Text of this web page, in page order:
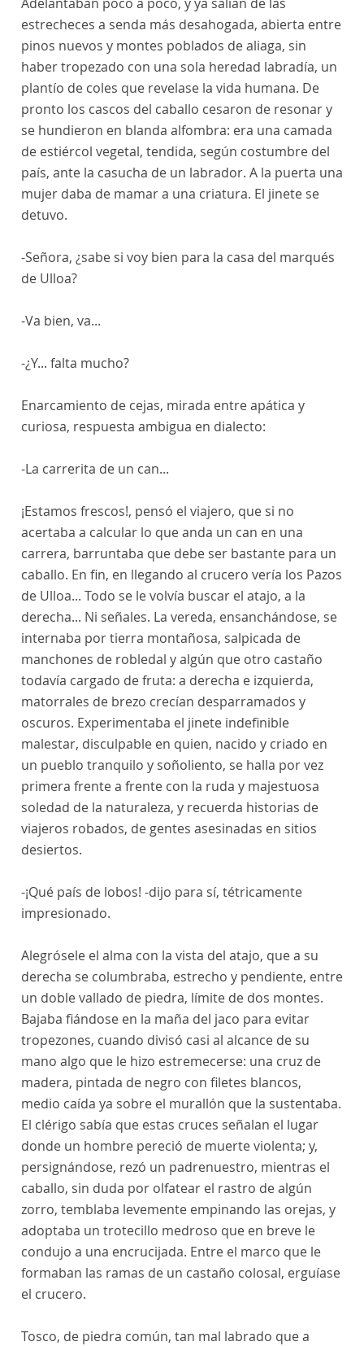
estrecheces a senda más desahogada, abierta entre
pinos nuevos y montes poblados de aliaga, sin
haber tropezado con una sola heredad labradía, un
plantío de coles que revelase la vida humana. De
pronto los cascos del caballo cesaron de resonar y
se hundieron en blanda alfombra: era una camada
de estiércol vegetal, tendida, según costumbre del
país, ante la casucha de un labrador. A la puerta una
mujer daba de mamar a una criatura. El jinete se
detuvo.
-Señora, ¿sabe si voy bien para la casa del marqués
de Ulloa?
-Va bien, va...
-¿Y... falta mucho?
Enarcamiento de cejas, mirada entre apática y
curiosa, respuesta ambigua en dialecto:
-La carrerita de un can...
¡Estamos frescos!, pensó el viajero, que si no
acertaba a calcular lo que anda un can en una
carrera, barruntaba que debe ser bastante para un
caballo. En fin, en llegando al crucero vería los Pazos
de Ulloa... Todo se le volvía buscar el atajo, a la
derecha... Ni señales. La vereda, ensanchándose, se
internaba por tierra montañosa, salpicada de
manchones de robledal y algún que otro castaño
todavía cargado de fruta: a derecha e izquierda,
matorrales de brezo crecían desparramados y
oscuros. Experimentaba el jinete indefinible
malestar, disculpable en quien, nacido y criado en
un pueblo tranquilo y soñoliento, se halla por vez
primera frente a frente con la ruda y majestuosa
soledad de la naturaleza, y recuerda historias de
viajeros robados, de gentes asesinadas en sitios
desiertos.
-¡Qué país de lobos! -dijo para sí, tétricamente
impresionado.
Alegrósele el alma con la vista del atajo, que a su
derecha se columbraba, estrecho y pendiente, entre
un doble vallado de piedra, límite de dos montes.
Bajaba fiándose en la maña del jaco para evitar
tropezones, cuando divisó casi al alcance de su
mano algo que le hizo estremecerse: una cruz de
madera, pintada de negro con filetes blancos,
medio caída ya sobre el murallón que la sustentaba.
El clérigo sabía que estas cruces señalan el lugar
donde un hombre pereció de muerte violenta; y,
persignándose, rezó un padrenuestro, mientras el
caballo, sin duda por olfatear el rastro de algún
zorro, temblaba levemente empinando las orejas, y
adoptaba un trotecillo medroso que en breve le
condujo a una encrucijada. Entre el marco que le
formaban las ramas de un castaño colosal, erguíase
el crucero.
Tosco, de piedra común, tan mal labrado que a